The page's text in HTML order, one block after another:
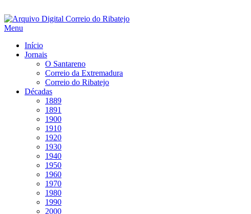
Saltar
para
Menu
Início
Jornais
O Santareno
Correio da Extremadura
Correio do Ribatejo
Décadas
1889
1891
1900
1910
1920
1930
1940
1950
1960
1970
1980
1990
2000